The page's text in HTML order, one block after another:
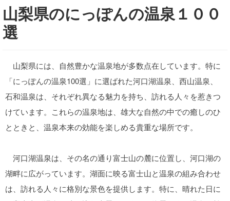
山梨県のにっぽんの温泉１００
選
山梨県には、自然豊かな温泉地が多数点在しています。特に
「にっぽんの温泉100選」に選ばれた河口湖温泉、西山温泉、
石和温泉は、それぞれ異なる魅力を持ち、訪れる人々を惹きつ
けています。これらの温泉地は、雄大な自然の中での癒しのひ
とときと、温泉本来の効能を楽しめる貴重な場所です。
河口湖温泉は、その名の通り富士山の麓に位置し、河口湖の
湖畔に広がっています。湖面に映る富士山と温泉の組み合わせ
は、訪れる人々に格別な景色を提供します。特に、晴れた日に